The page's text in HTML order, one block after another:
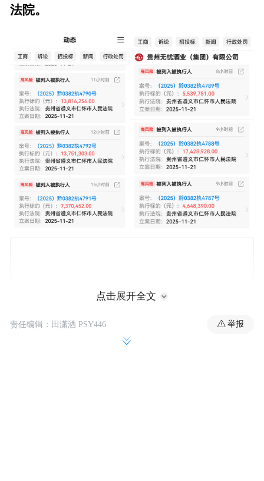
法院。
点击展开全文
责任编辑：田潇洒 PSY446 举报